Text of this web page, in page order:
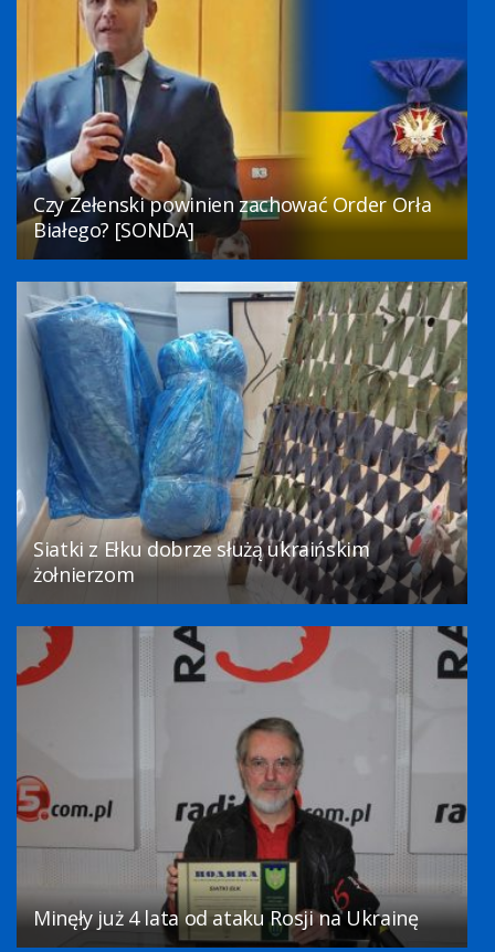
Czy Zełenski powinien zachować Order Orła
Białego? [SONDA]
Siatki z Ełku dobrze służą ukraińskim
żołnierzom
Minęły już 4 lata od ataku Rosji na Ukrainę